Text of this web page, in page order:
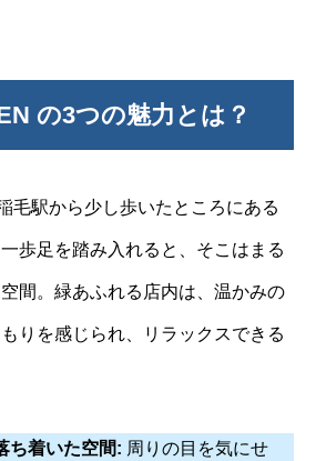
の3つの魅力とは？
毛駅から少し歩いたところにある
歩足を踏み入れると、そこはまる
間。緑あふれる店内は、温かみの
りを感じられ、リラックスできる
ち着いた空間: 周りの目を気にせ